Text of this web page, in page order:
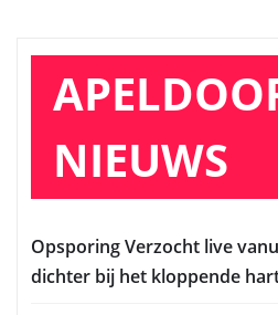
NIEUWS
Opsporing Verzocht live
dichter bij het kloppende